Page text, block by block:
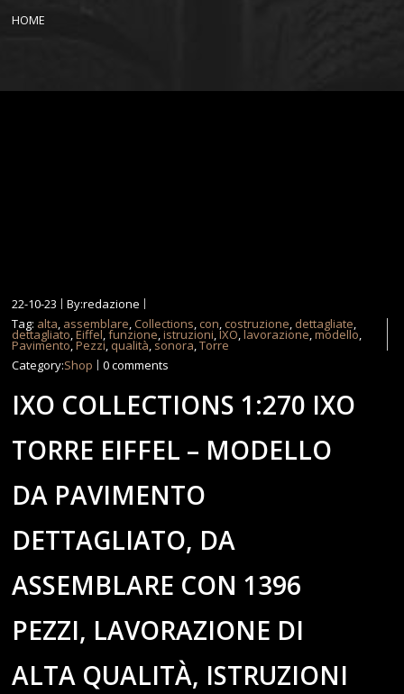
HOME
22-10-23
By:redazione
Tag: alta, assemblare, Collections, con, costruzione, dettagliate,
dettagliato,Eiffel,funzione,istruzioni,IXO,lavorazione,modello,
Pavimento,Pezzi, qualità, sonora,Torre
Category:Shop 0 comments
IXO COLLECTIONS 1:270 IXO
TORRE EIFFEL – MODELLO
DA PAVIMENTO
DETTAGLIATO, DA
ASSEMBLARE CON 1396
PEZZI, LAVORAZIONE DI
ALTA QUALITÀ, ISTRUZIONI